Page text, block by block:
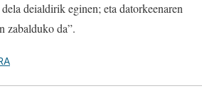
deialdirik eginen; eta datorkeenaren
zabalduko da”.